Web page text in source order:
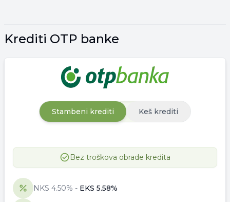
Krediti OTP banke
Stambeni krediti Keš krediti
Bez troškova obrade kredita
NKS 4.50% - EKS 5.58%